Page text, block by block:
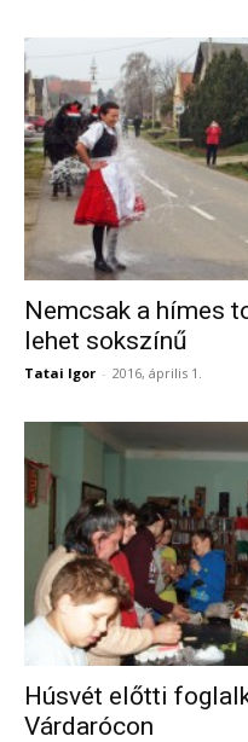
Nemcsak a hímes
lehet sokszínű
Tatai Igor - 2016, április 1.
Húsvét előtti
Várdarócon